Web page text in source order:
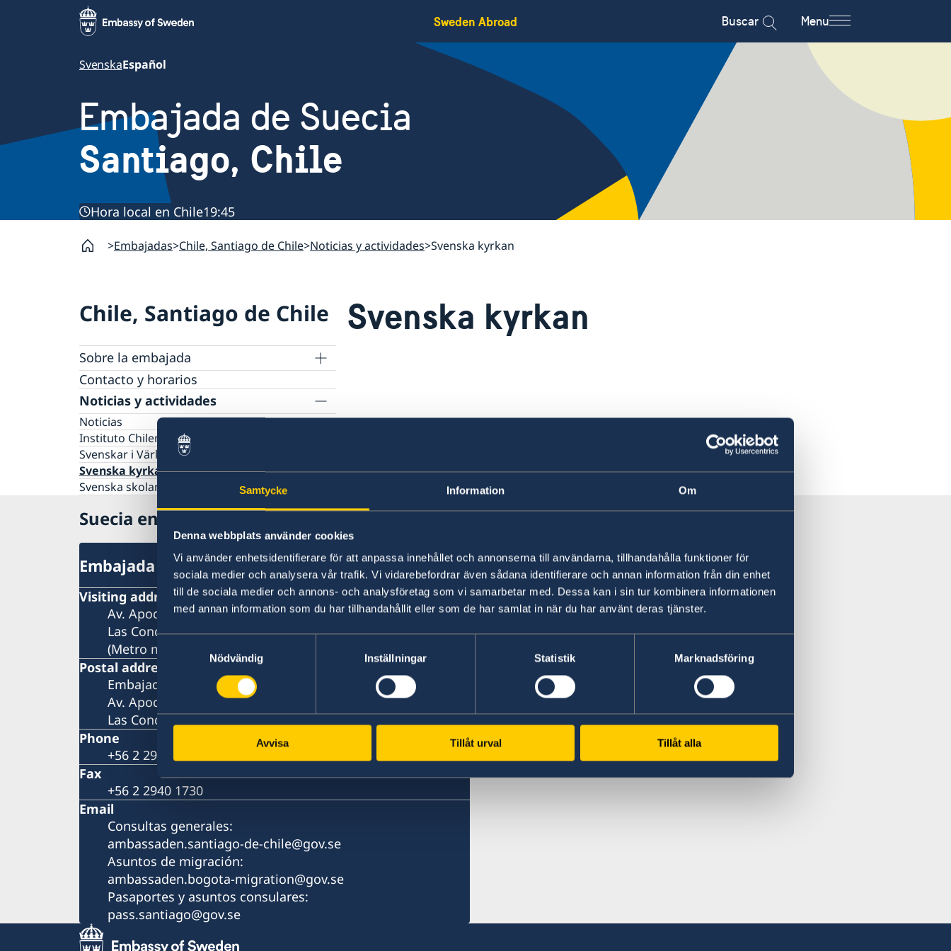
Samtycke Information Om
Denna webbplats använder cookies
Vi använder enhetsidentifierare för att anpassa innehållet och annonserna till användarna, tillhandahålla funktioner för
sociala medier och analysera vår trafik. Vi vidarebefordrar även sådana identifierare och annan information från din enhet
till de sociala medier och annons- och analysföretag som vi samarbetar med. Dessa kan i sin tur kombinera informationen
med annan information som du har tillhandahållit eller som de har samlat in när du har använt deras tjänster.
Nödvändig
Inställningar Statistik Marknadsföring
Avvisa Tillåt urval Tillåt alla
Sweden Abroad Buscar Menu
SvenskaEspañol
Embajada de Suecia
Santiago, Chile
Hora local en Chile19:45
Embajadas Chile, Santiago de Chile Noticias y actividades Svenska kyrkan
Chile, Santiago de Chile
Sobre la embajada
Vacantes
Pasantía
Tarifas
Protección de Datos (RGPD)
Contacto y horarios
Noticias y actividades
Noticias
Instituto Chileno Sueco de Cultura
Svenskar i Världen
Svenska kyrkan
Svenska skolan
Svenska kyrkan
Suecia en Chile
Embajada de Suecia
Visiting address
Av. Apoquindo 2929, piso 3
Las Condes, Santiago de Chile
(Metro más cercano: Tobalaba o El Golf)
Postal address
Embajada de Suecia
Av. Apoquindo 2929, Oficina 300
Las Condes, Santiago de Chile
Phone
+56 2 2940 1700
Fax
+56 2 2940 1730
Email
Consultas generales:
ambassaden.santiago-de-chile@gov.se
Asuntos de migración:
ambassaden.bogota-migration@gov.se
Pasaportes y asuntos consulares:
pass.santiago@gov.se